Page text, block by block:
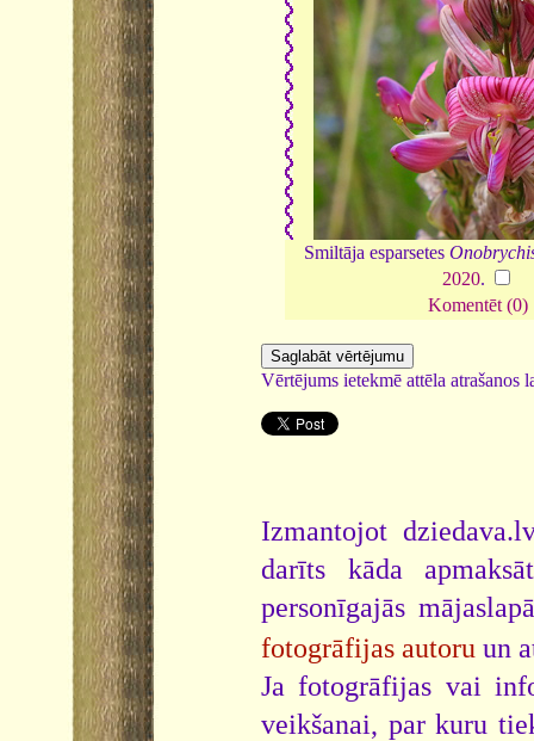
Smiltāja esparsetes
2020.
Komentēt (0)
Vērtējums ietekmē attēla atrašanos
Izmantojot
darīts kāda
personīgajās
fotogrāfijas autoru un
Ja fotogrāfijas vai
veikšanai, par kuru